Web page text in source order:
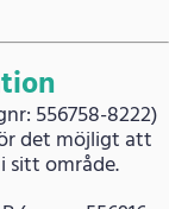
556758-8222)
det möjligt att
sitt område.